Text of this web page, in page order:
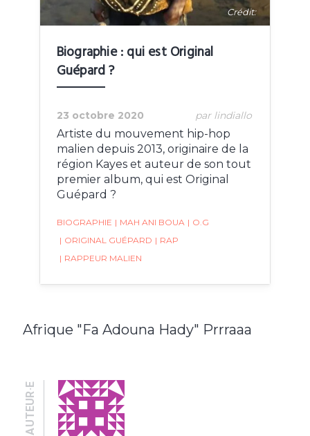
Crédit:
Biographie : qui est Original
Guépard ?
23 octobre 2020 par lindiallo
Artiste du mouvement hip-hop
malien depuis 2013, originaire de la
région Kayes et auteur de son tout
premier album, qui est Original
Guépard ?
BIOGRAPHIE | MAH ANI BOUA | O.G
| ORIGINAL GUÉPARD | RAP
| RAPPEUR MALIEN
Afrique "Fa Adouna Hady" Prrraaa
AUTEUR·E